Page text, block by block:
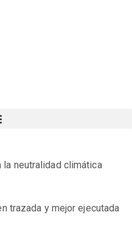
neutralidad climática
trazada y mejor ejecutada